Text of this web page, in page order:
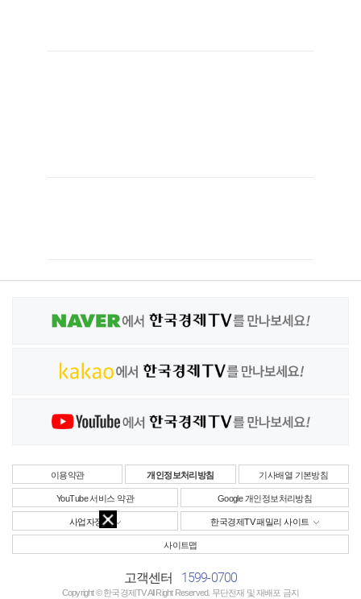
이용약관 개인정보처리방침 기사배열 기본방침
YouTube 서비스 약관 Google 개인정보처리방침
사업자정보 한국경제TV 패밀리 사이트
사이트맵
고객센터 1599-0700
Copyright © 한국경제TV All Right Reserved. 무단전재 및 재배포 금지